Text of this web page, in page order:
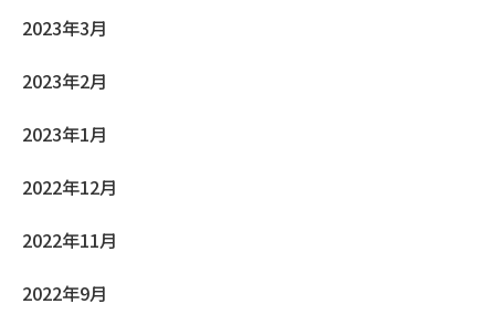
2023年3月
2023年2月
2023年1月
2022年12月
2022年11月
2022年9月